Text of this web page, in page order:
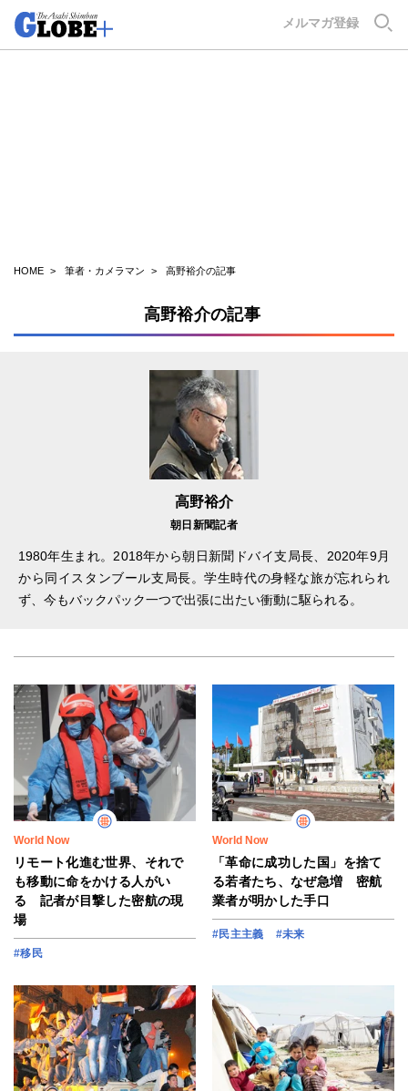
メルマガ登録
HOME 筆者・カメラマン 高野裕介の記事
高野裕介の記事
高野裕介
朝日新聞記者
1980年生まれ。2018年から朝日新聞ドバイ支局長、2020年9月
から同イスタンブール支局長。学生時代の身軽な旅が忘れられ
ず、今もバックパック一つで出張に出たい衝動に駆られる。
World Now
リモート化進む世界、それで
も移動に命をかける人がい
る 記者が目撃した密航の現
場
#移民
World Now
「革命に成功した国」を捨て
る若者たち、なぜ急増 密航
業者が明かした手口
#民主主義 #未来